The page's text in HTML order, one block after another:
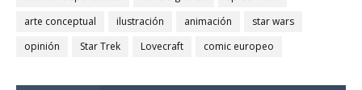
arte conceptual
ilustración animación
star wars
opinión
Star Trek Lovecraft comic europeo